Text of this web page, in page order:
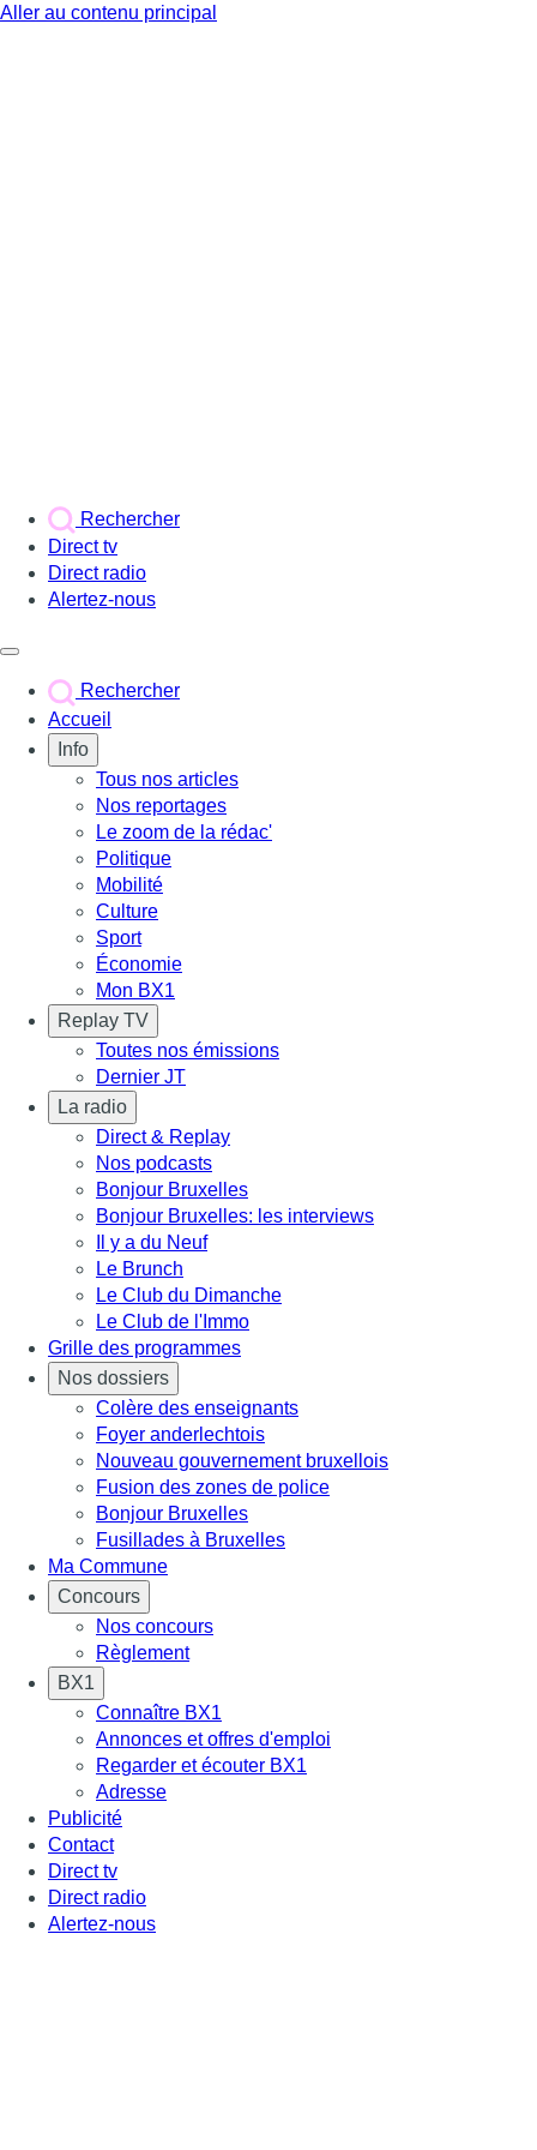
Aller au contenu principal
Rechercher
Direct tv
Direct radio
Alertez-nous
Rechercher
Accueil
Info
Tous nos articles
Nos reportages
Le zoom de la rédac'
Politique
Mobilité
Culture
Sport
Économie
Mon BX1
Replay TV
Toutes nos émissions
Dernier JT
La radio
Direct & Replay
Nos podcasts
Bonjour Bruxelles
Bonjour Bruxelles: les interviews
Il y a du Neuf
Le Brunch
Le Club du Dimanche
Le Club de l'Immo
Grille des programmes
Nos dossiers
Colère des enseignants
Foyer anderlechtois
Nouveau gouvernement bruxellois
Fusion des zones de police
Bonjour Bruxelles
Fusillades à Bruxelles
Ma Commune
Concours
Nos concours
Règlement
BX1
Connaître BX1
Annonces et offres d'emploi
Regarder et écouter BX1
Adresse
Publicité
Contact
Direct tv
Direct radio
Alertez-nous